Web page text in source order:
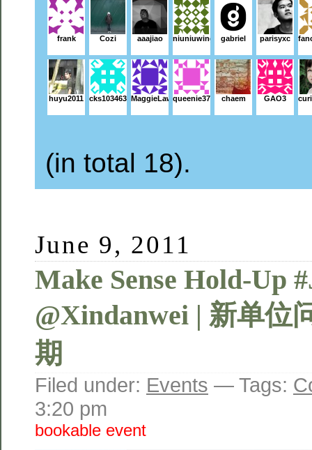
frank Cozi aaajiao niuniuwing gabriel parisyxc
huyu2011 cks1034638 MaggieLaw queenie3735 chaem GAO3
(in total 18).
June 9, 2011
Make Sense Hold-Up
@Xindanwei | 新单位
期
Filed under: Events — Tags:
3:20 pm
bookable event